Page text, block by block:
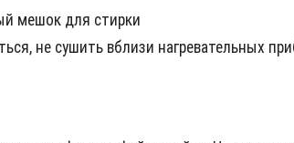
мешок для стирки
не сушить вблизи нагревательных